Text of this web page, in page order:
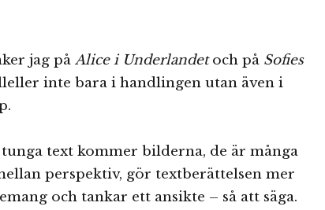
jag på Alice i Underlandetoch på Sofies
inte bara i handlingen utan även i
text kommer bilderna, de är många
perspektiv, gör textberättelsen mer
och tankar ett ansikte – så att säga.